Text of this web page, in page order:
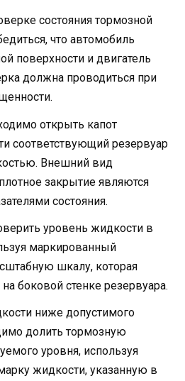
состояния тормозной
что автомобиль
поверхности и двигатель
должна проводиться при
открыть капот
соответствующий резервуар
Внешний вид
закрытие являются
состояния.
уровень жидкости в
маркированный
шкалу, которая
боковой стенке резервуара.
ниже допустимого
долить тормозную
уровня, используя
жидкости, указанную в